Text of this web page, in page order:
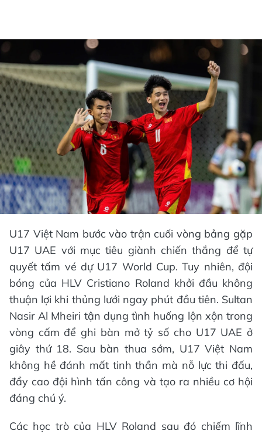
U17 Việt Nam bước vào trận cuối vòng bảng gặp
U17 UAE với mục tiêu giành chiến thắng để tự
quyết tấm vé dự U17 World Cup. Tuy nhiên, đội
bóng của HLV Cristiano Roland khởi đầu không
thuận lợi khi thủng lưới ngay phút đầu tiên. Sultan
Nasir Al Mheiri tận dụng tình huống lộn xộn trong
vòng cấm để ghi bàn mở tỷ số cho U17 UAE ở
giây thứ 18. Sau bàn thua sớm, U17 Việt Nam
không hề đánh mất tinh thần mà nỗ lực thi đấu,
đẩy cao đội hình tấn công và tạo ra nhiều cơ hội
đáng chú ý.
Các học trò của HLV Roland sau đó chiếm lĩnh